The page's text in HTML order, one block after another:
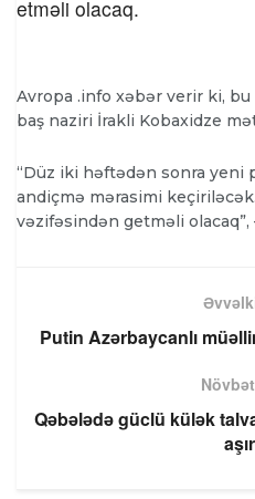
etməli olacaq.
Avropa .info xəbər verir ki,
baş naziri İrakli Kobaxidze
“Düz iki həftədən sonra yeni
andiçmə mərasimi
vəzifəsindən getməli
Putin Azərbaycanlı
Qəbələdə güclü külək